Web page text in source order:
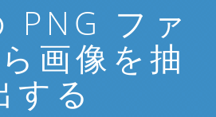
PNG ファ
画像を抽
する